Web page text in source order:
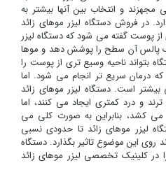
مجهزند و انتخاب بین آنها بیشتر به
در فروش دستگاه لیزر موهای زائد
از پوست گفته می شود که دستگاه لیزر
پالس آن سطح را پوشش دهد و موها
بتواند ناحیه وسیع تری از پوست را
که درمان سریع تر انجام می شود. اما
بیشتر است. دستگاه لیزر موهای زائد
و درد کمتری ایجاد می کنند، اما
کشد، بنابراین به صورت کلی می
لیزر موهای زائد تا حدودی نسبی
این موضوع تاثیر بگذارد. دستگاه
در کلینیک تخصصی لیزر موهای زائد